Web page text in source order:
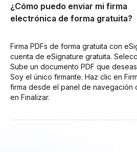
¿Cómo puedo enviar mi firma
electrónica de forma gratuita?
Firma PDFs de forma gratuita con
cuenta de eSignature gratuita.
Sube un documento PDF que
Soy el único firmante. Haz clic en
firma desde el panel de navegación
en Finalizar.